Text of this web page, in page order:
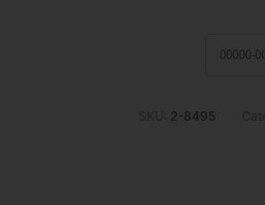
2-8495